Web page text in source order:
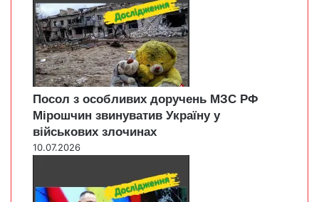
Посол з особливих доручень МЗС РФ
Мірошчин звинуватив Україну у
військових злочинах
10.07.2026